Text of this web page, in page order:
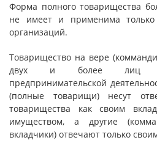
Форма полного товарищества
не имеет и применима
организаций.
Товарищество на вере
двух и более лиц
предпринимательской
(полные товарищи) несут
товарищества как своим
имуществом, а другие
вкладчики) отвечают только